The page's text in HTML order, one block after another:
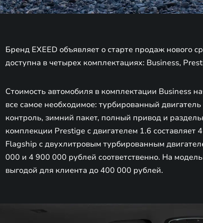
Бренд EXEED объявляет о старте продаж нового
доступна в четырех комплектациях: Business,
Стоимость автомобиля в комплектации Business
все самое необходимое: турбированный
контроль, зимний пакет, полный привод и
комплекции Prestige с двигателем 1.6
Flagship с двухлитровым турбированным
000 и 4 900 000 рублей соответственно. На
выгодой для клиента до 400 000 рублей.